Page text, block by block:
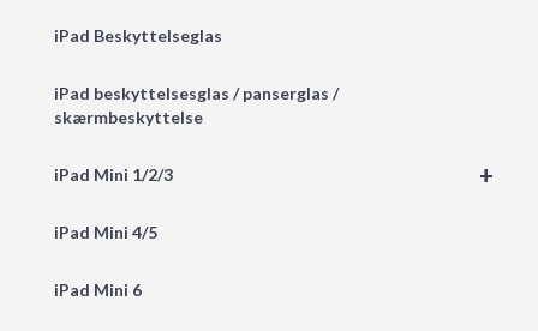
iPad Beskyttelseglas
iPad beskyttelsesglas / panserglas /
skærmbeskyttelse
+
iPad Mini 1/2/3
iPad Mini 4/5
iPad Mini 6